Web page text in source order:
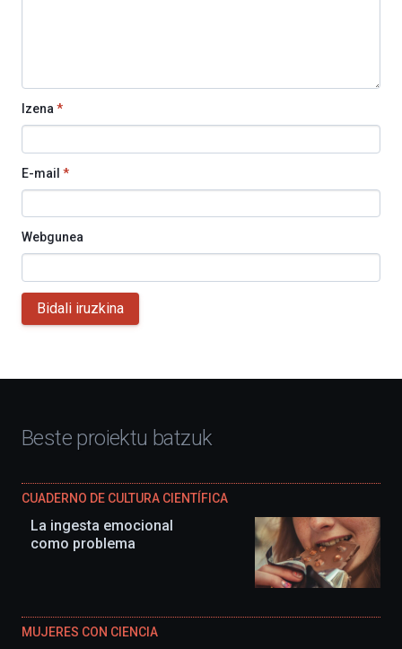
Izena*
E-mail *
Webgunea
Bidali iruzkina
Beste proiektu batzuk
CUADERNO DE CULTURA CIENTÍFICA
La ingesta emocional
como problema
MUJERES CON CIENCIA